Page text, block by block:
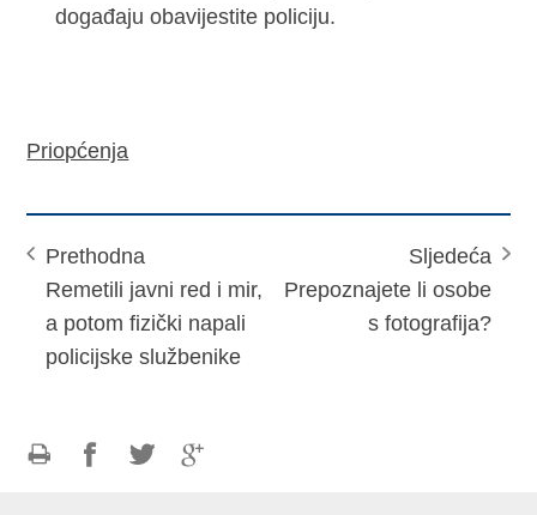
događaju obavijestite policiju.
Priopćenja
Prethodna
Remetili javni red i mir,
a potom fizički napali
policijske službenike
Sljedeća
Prepoznajete li osobe
s fotografija?